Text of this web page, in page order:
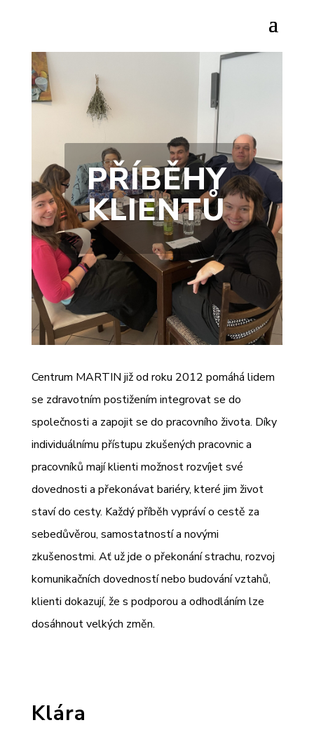
PŘÍBĚHY
KLIENTŮ
Centrum MARTIN již od roku 2012 pomáhá lidem
se zdravotním postižením integrovat se do
společnosti a zapojit se do pracovního života. Díky
individuálnímu přístupu zkušených pracovnic a
pracovníků mají klienti možnost rozvíjet své
dovednosti a překonávat bariéry, které jim život
staví do cesty. Každý příběh vypráví o cestě za
sebedůvěrou, samostatností a novými
zkušenostmi. Ať už jde o překonání strachu, rozvoj
komunikačních dovedností nebo budování vztahů,
klienti dokazují, že s podporou a odhodláním lze
dosáhnout velkých změn.
Klára